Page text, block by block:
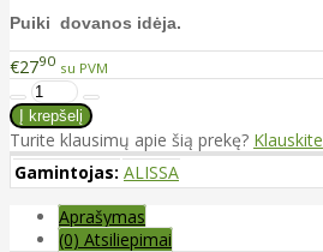
Puiki dovanos idėja.
€2790 su PVM
Turite klausimų apie šią prekę? Klauskite
Gamintojas: ALISSA
Aprašymas
(0) Atsiliepimai